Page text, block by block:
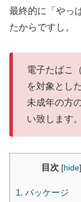
最終的に「やっ
たからですし。
電子たばこ
を対象とし
未成年の方
い致します。
目次 [hide]
1. パッケージ